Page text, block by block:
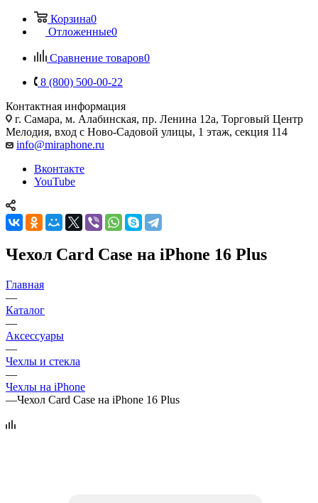
Корзина0
Отложенные0
Сравнение товаров0
8 (800) 500-00-22
Контактная информация
г. Самара, м. Алабинская, пр. Ленина 12а, Торговый Центр
Мелодия, вход с Ново-Садовой улицы, 1 этаж, секция 114
info@miraphone.ru
Вконтакте
YouTube
Чехол Card Case на iPhone 16 Plus
Главная
—
Каталог
—
Аксессуары
—
Чехлы и стекла
—
Чехлы на iPhone
—Чехол Card Case на iPhone 16 Plus